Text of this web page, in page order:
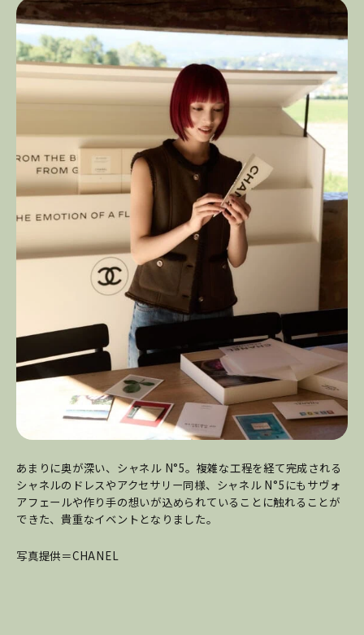
あまりに奥が深い、シャネル N°5。複雑な工程を経て完成される
シャネルのドレスやアクセサリー同様、シャネル N°5にもサヴォ
アフェールや作り手の想いが込められていることに触れることが
できた、貴重なイベントとなりました。
写真提供＝CHANEL